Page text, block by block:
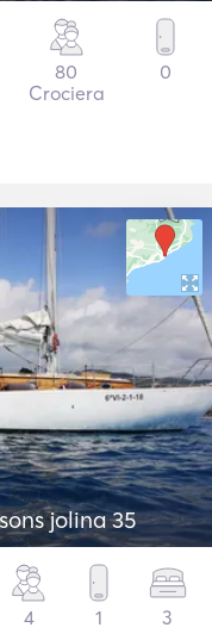
80
Crociera
0
jolina 35
4 1 3